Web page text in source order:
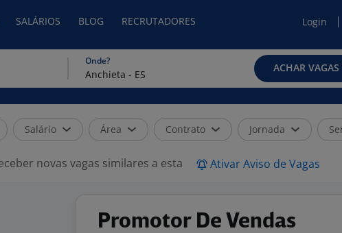
SALÁRIOS BLOG RECRUTADORES Login
Onde?
ACHAR VAGAS
Salário Área Contrato Jornada
novas vagas similares a esta Ativar Aviso de Vagas
Promotor De Vendas